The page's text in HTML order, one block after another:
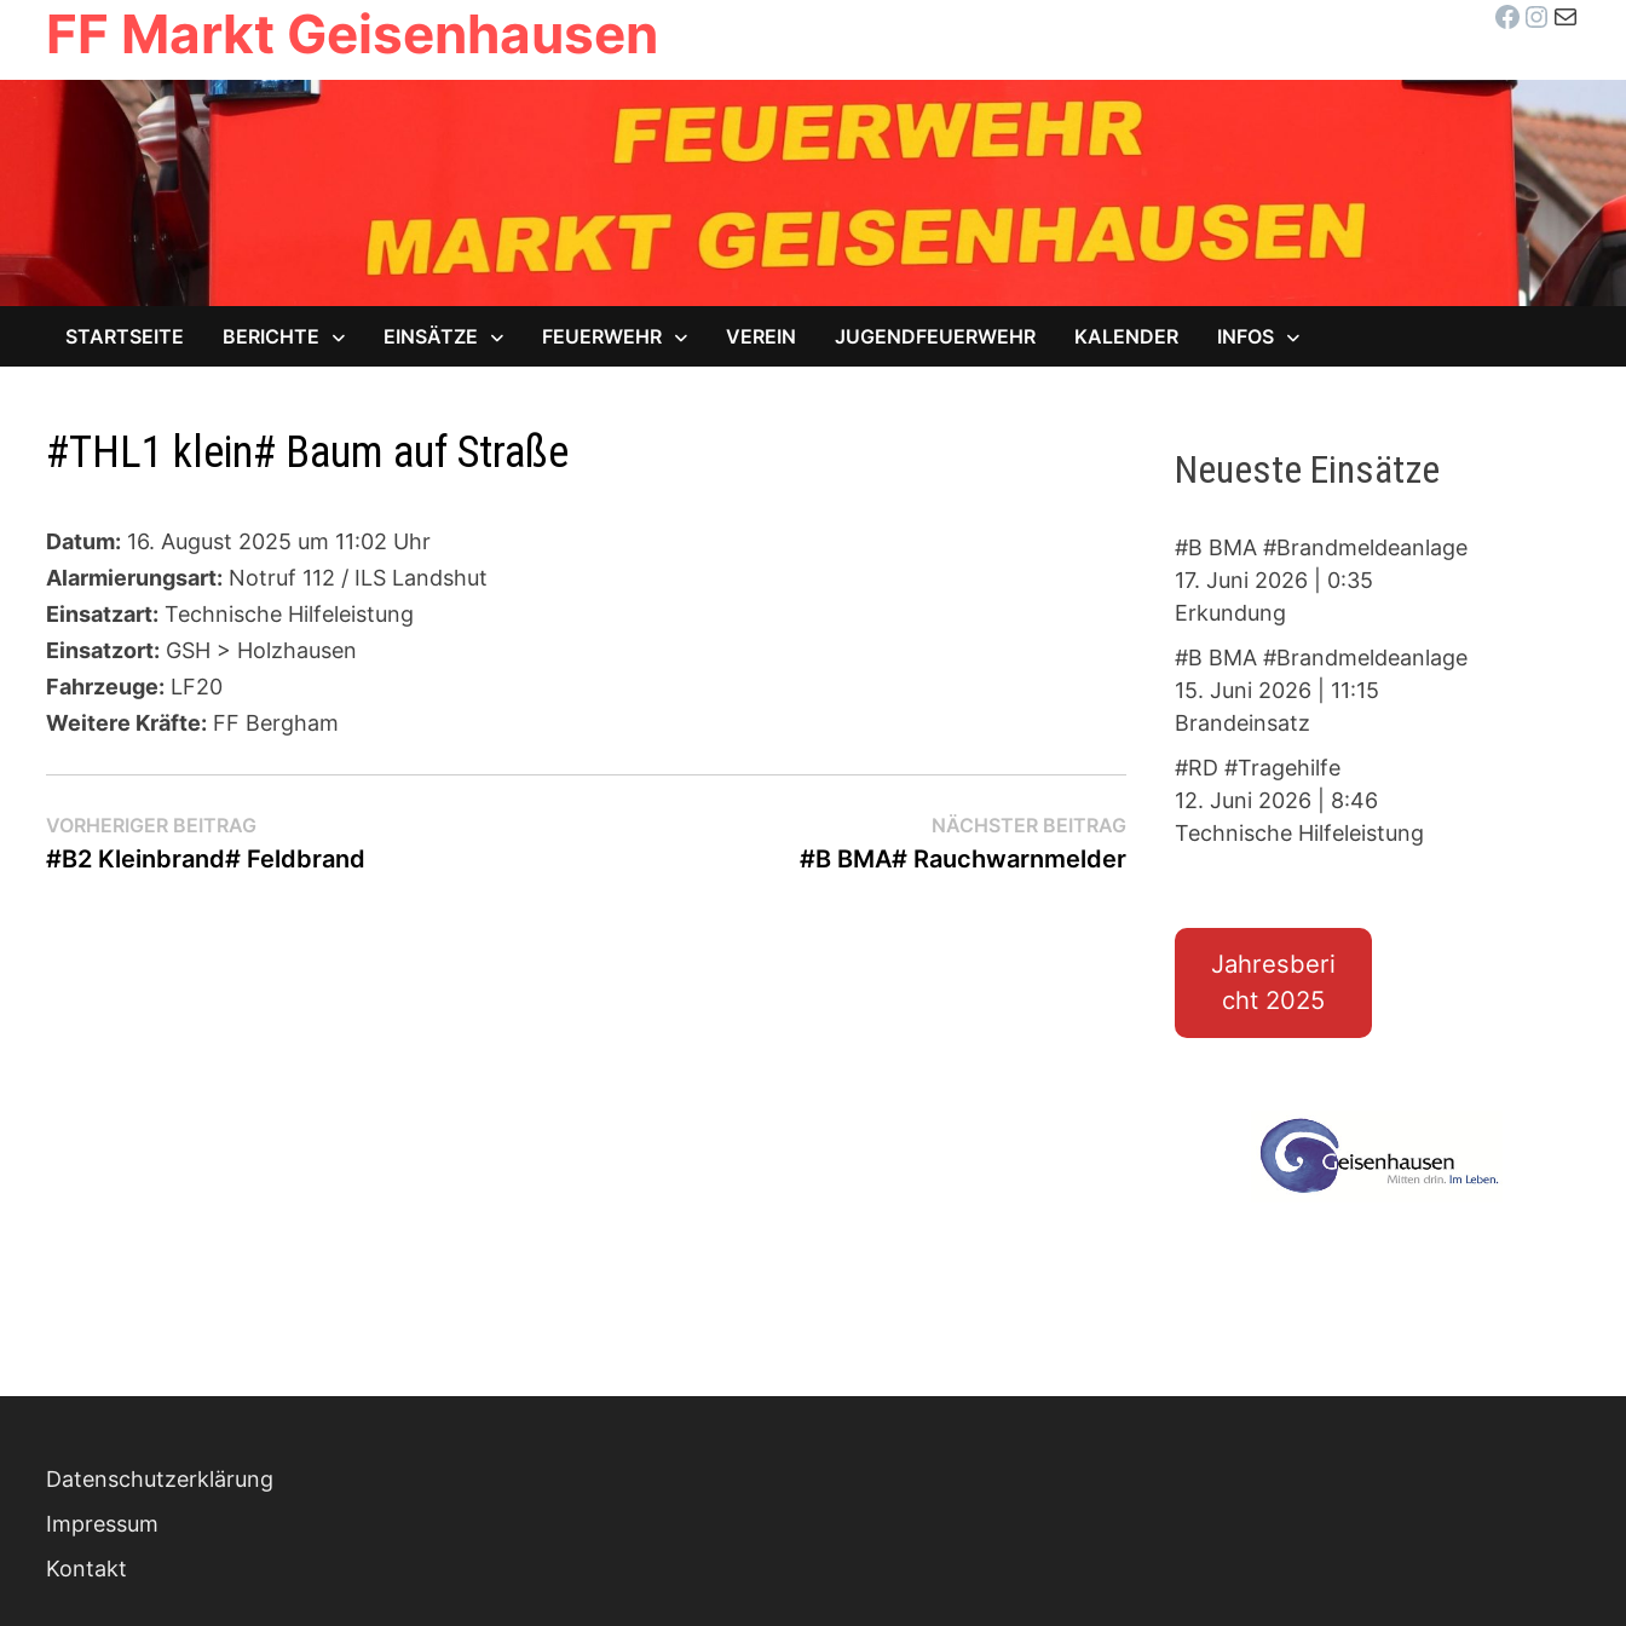
Inhalt
springen
FF Markt Geisenhausen Facebook
E-Mail
STARTSEITE BERICHTE EINSÄTZE FEUERWEHR VEREIN JUGENDFEUERWEHR KALENDER INFOS
#THL1 klein# Baum auf Straße
Datum: 16. August 2025 um 11:02 Uhr
Alarmierungsart: Notruf 112 / ILS Landshut
Einsatzart: Technische Hilfeleistung
Einsatzort: GSH > Holzhausen
Fahrzeuge: LF20
Weitere Kräfte: FF Bergham
Beitragsnavigation
VORHERIGER BEITRAG
Beitrag:
#B2 Kleinbrand# Feldbrand
NÄCHSTER BEITRAGNächster
Beitrag:
#B BMA# Rauchwarnmelder
Neueste Einsätze
#B BMA #Brandmeldeanlage
17. Juni 2026
0:35
Erkundung
#B BMA #Brandmeldeanlage
15. Juni 2026
11:15
Brandeinsatz
#RD #Tragehilfe
12. Juni 2026
8:46
Technische Hilfeleistung
Jahresberi
cht 2025
Datenschutzerklärung
Impressum
Kontakt